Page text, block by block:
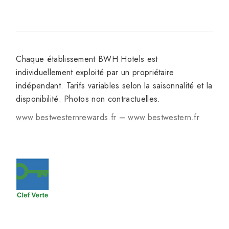
Chaque établissement BWH Hotels est
individuellement exploité par un propriétaire
indépendant. Tarifs variables selon la saisonnalité et la
disponibilité. Photos non contractuelles.
www.bestwesternrewards.fr –www.bestwestern.fr